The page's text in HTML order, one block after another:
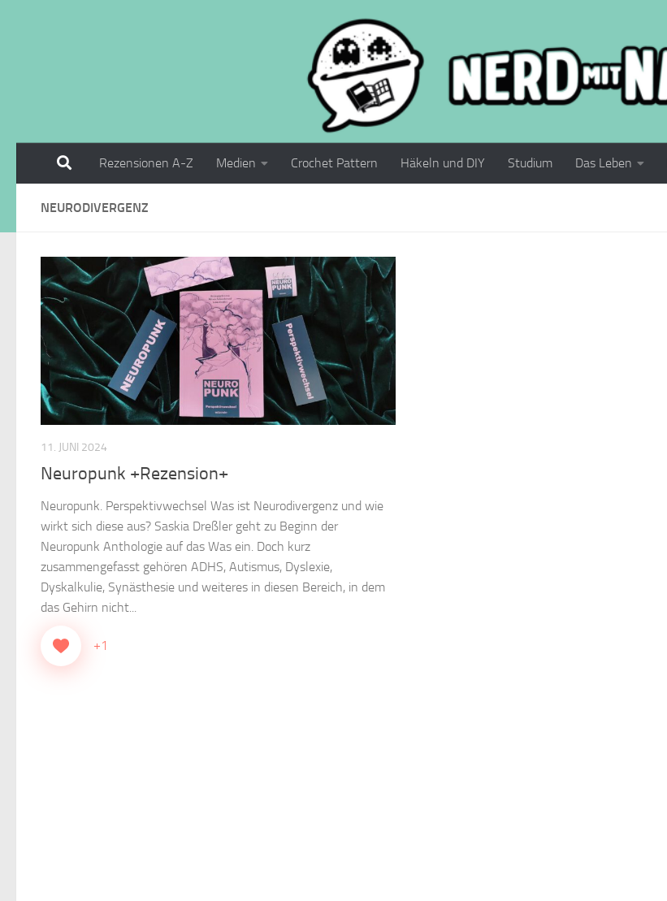
Rezensionen A-Z Medien Crochet Pattern Häkeln und DIY Studium Das Leben
NEURODIVERGENZ
11. JUNI 2024
Neuropunk +Rezension+
Neuropunk. Perspektivwechsel Was ist Neurodivergenz und wie
wirkt sich diese aus? Saskia Dreßler geht zu Beginn der
Neuropunk Anthologie auf das Was ein. Doch kurz
zusammengefasst gehören ADHS, Autismus, Dyslexie,
Dyskalkulie, Synästhesie und weiteres in diesen Bereich, in dem
das Gehirn nicht...
+1